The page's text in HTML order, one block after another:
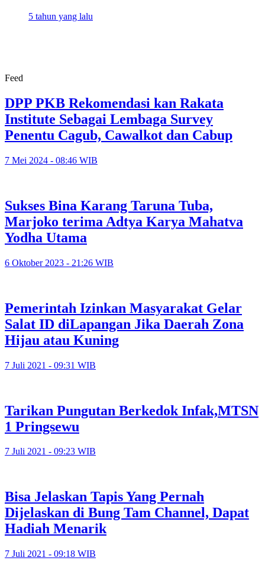
5 tahun yang lalu
Feed
DPP PKB Rekomendasi kan Rakata
Institute Sebagai Lembaga Survey
Penentu Cagub, Cawalkot dan Cabup
7 Mei 2024 - 08:46 WIB
Sukses Bina Karang Taruna Tuba,
Marjoko terima Adtya Karya Mahatva
Yodha Utama
6 Oktober 2023 - 21:26 WIB
Pemerintah Izinkan Masyarakat Gelar
Salat ID diLapangan Jika Daerah Zona
Hijau atau Kuning
7 Juli 2021 - 09:31 WIB
Tarikan Pungutan Berkedok Infak,MTSN
1 Pringsewu
7 Juli 2021 - 09:23 WIB
Bisa Jelaskan Tapis Yang Pernah
Dijelaskan di Bung Tam Channel, Dapat
Hadiah Menarik
7 Juli 2021 - 09:18 WIB